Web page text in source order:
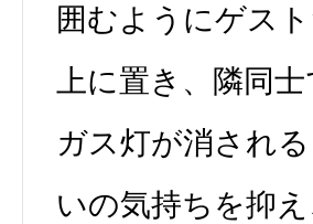
囲むようにゲス
上に置き、隣同
ガス灯が消され
いの気持ちを抑